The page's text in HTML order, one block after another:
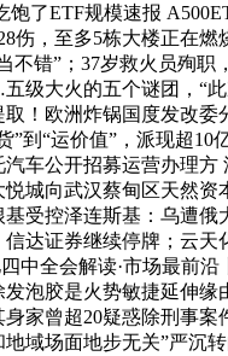
饱了ETF规模速报
伤，至多5栋大楼正在燃
不错”；37岁救火员殉职
级大火的五个谜团，“
！欧洲炸锅国度发改委
”到“运价值”，派现超10
车公开招募运营办理方
城向武汉蔡甸区天然资
受控泽连斯基：乌遭俄
达证券继续停牌；云天
中全会解读·市场最前沿
泡胶是火势敏捷延伸缘
家曾超20疑惑除刑事案
域场面地步无关”严沉